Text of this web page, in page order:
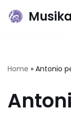
Home » Antonio